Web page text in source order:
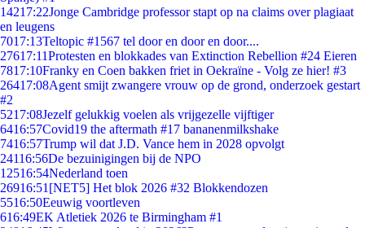
14217:22Jonge Cambridge professor stapt op na claims over plagiaat
en leugens
7017:13Teltopic #1567 tel door en door en door....
27617:11Protesten en blokkades van Extinction Rebellion #24 Eieren
7817:10Franky en Coen bakken friet in Oekraïne - Volg ze hier! #3
26417:08Agent smijt zwangere vrouw op de grond, onderzoek gestart
#2
5217:08Jezelf gelukkig voelen als vrijgezelle vijftiger
6416:57Covid19 the aftermath #17 bananenmilkshake
7416:57Trump wil dat J.D. Vance hem in 2028 opvolgt
24116:56De bezuinigingen bij de NPO
12516:54Nederland toen
26916:51 [NET5] Het blok 2026 #32 Blokkendozen
5516:50Eeuwig voortleven
616:49EK Atletiek 2026 te Birmingham #1